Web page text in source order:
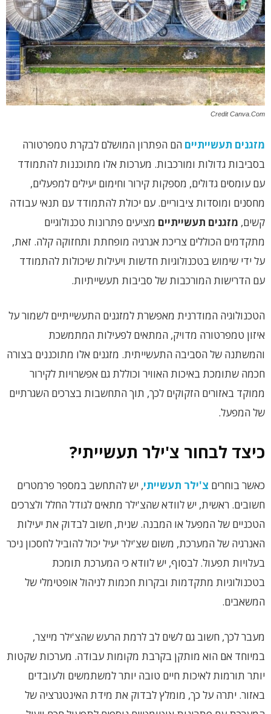
Credit Canva.Com
מזגנים תעשייתיים הם הפתרון המושלם לבקרת טמפרטורה
בסביבות גדולות ומורכבות. מערכות אלו מתוכננות להתמודד
עם עומסים גדולים, מספקות קירור וחימום יעילים למפעלים,
מחסנים ומוסדות ציבוריים. עם יכולת להתמודד עם תנאי עבודה
קשים, מזגנים תעשייתיים מציעים פתרונות טכנולוגיים
מתקדמים הכוללים צריכת אנרגיה מופחתת ותחזוקה קלה. זאת,
על ידי שימוש בטכנולוגיות חדשות ויעילות שיכולות להתמודד
עם הדרישות המורכבות של סביבות תעשייתיות.
הטכנולוגיה המודרנית מאפשרת למזגנים התעשייתיים לשמור על
איזון טמפרטורה מדויק, המתאים לפעילות המתמשכת
והמשתנה של הסביבה התעשייתית. מזגנים אלו מתוכננים בצורה
חכמה שתומכת באיכות האוויר וכוללת גם אפשרויות לקירור
ממוקד באזורים הזקוקים לכך, תוך התחשבות בצרכים השגרתיים
של המפעל.
כיצד לבחור צ'ילר תעשייתי?
כאשר בוחרים צ'ילר תעשייתי, יש להתחשב במספר פרמטרים
חשובים. ראשית, יש לוודא שהצ'ילר מתאים לגודל החלל ולצרכים
הטכניים של המפעל או המבנה. שנית, חשוב לבדוק את יעילות
האנרגיה של המערכת, משום שצ'ילר יעיל יכול להוביל לחסכון ניכר
בעלויות תפעול. לבסוף, יש לוודא כי המערכת תומכת
בטכנולוגיות מתקדמות ובקרות חכמות לניהול אופטימלי של
המשאבים.
מעבר לכך, חשוב גם לשים לב לרמת הרעש שהצ'ילר מייצר,
במיוחד אם הוא מותקן בקרבת מקומות עבודה. מערכות שקטות
יותר תורמות לאיכות חיים טובה יותר למשתמשים ולעובדים
באזור. יתרה על כך, מומלץ לבדוק את מידת האינטגרציה של